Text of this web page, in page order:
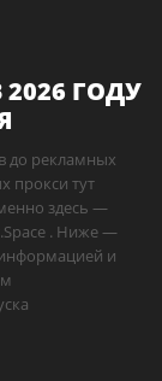
2026 ГОДУ
до рекламных
прокси тут
здесь —
. Ниже —
и